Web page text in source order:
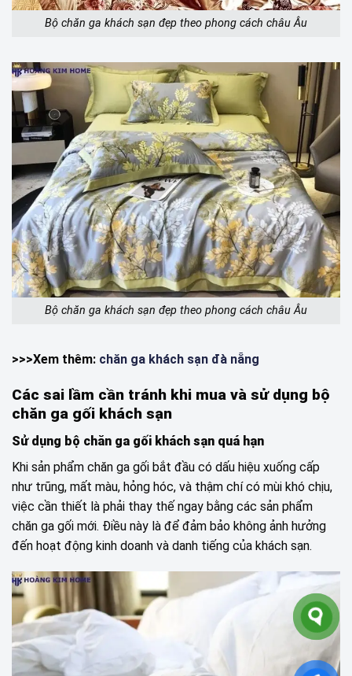
Bộ chăn ga khách sạn đẹp theo phong cách châu Âu
Bộ chăn ga khách sạn đẹp theo phong cách châu Âu
>>>Xem thêm: chăn ga khách sạn đà nẵng
Các sai lầm cần tránh khi mua và sử dụng bộ
chăn ga gối khách sạn
Sử dụng bộ chăn ga gối khách sạn quá hạn
Khi sản phẩm chăn ga gối bắt đầu có dấu hiệu xuống cấp
như trũng, mất màu, hỏng hóc, và thậm chí có mùi khó chịu,
việc cần thiết là phải thay thế ngay bằng các sản phẩm
chăn ga gối mới. Điều này là để đảm bảo không ảnh hưởng
đến hoạt động kinh doanh và danh tiếng của khách sạn.